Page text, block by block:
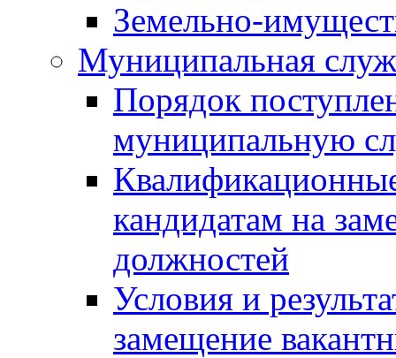
Земельно-
Муниципальная
Порядок
муниципальную
кандидатам на
должностей
Условия и
замещение